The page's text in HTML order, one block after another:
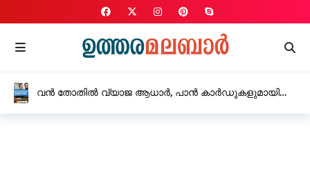
വൻ തോതിൽ വ്യാജ ആധാർ, പാൻ കാർഡുകളുമായി